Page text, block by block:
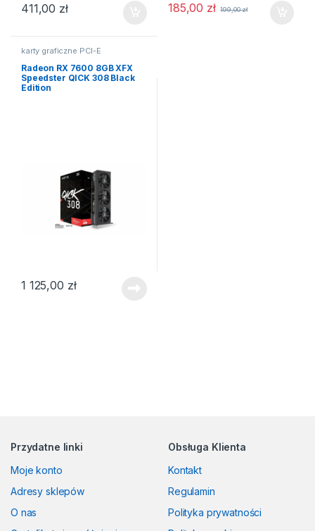
411,00 zł 185,00 zł 199,00zł
karty graficzne PCI-E
Radeon RX 7600 8GB XFX
Speedster QICK 308 Black
Edition
1 125,00 zł
Przydatne linki
Moje konto
Adresy sklepów
O nas
Obsługa Klienta
Kontakt
Regulamin
Polityka prywatności